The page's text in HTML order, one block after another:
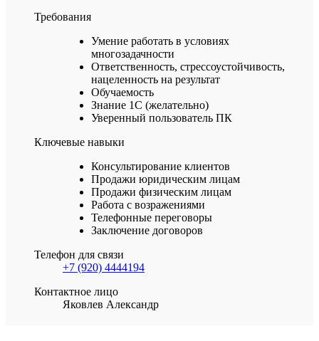
Требования
Умение работать в условиях
многозадачности
Ответственность, стрессоустойчивость,
нацеленность на результат
Обучаемость
Знание 1С (желательно)
Уверенный пользователь ПК
Ключевые навыки
Консультирование клиентов
Продажи юридическим лицам
Продажи физическим лицам
Работа с возражениями
Телефонные переговоры
Заключение договоров
Телефон для связи
+7 (920) 4444194
Контактное лицо
Яковлев Александр